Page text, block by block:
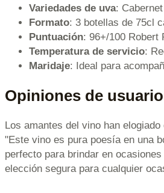
Variedades de uva:
Formato: 3 botellas de 75cl
Puntuación: 96+/100 Robert
Temperatura de servicio:
Maridaje: Ideal para
Opiniones de
Los amantes del vino han elogiado
"Este vino es pura poesía en una
perfecto para brindar en
elección segura para cualquier